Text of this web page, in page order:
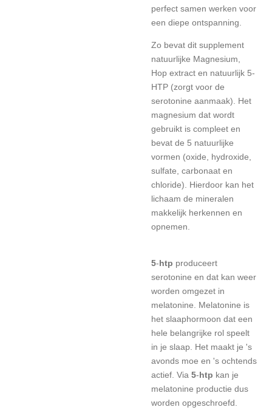
perfect samen werken voor
een diepe ontspanning.
Zo bevat dit supplement
natuurlijke Magnesium,
Hop extract en natuurlijk 5-
HTP (zorgt voor de
serotonine aanmaak). Het
magnesium dat wordt
gebruikt is compleet en
bevat de 5 natuurlijke
vormen (oxide, hydroxide,
sulfate, carbonaat en
chloride). Hierdoor kan het
lichaam de mineralen
makkelijk herkennen en
opnemen.
5-htp produceert
serotonine en dat kan weer
worden omgezet in
melatonine. Melatonine is
het slaaphormoon dat een
hele belangrijke rol speelt
in je slaap. Het maakt je 's
avonds moe en 's ochtends
actief. Via 5-htp kan je
melatonine productie dus
worden opgeschroefd.